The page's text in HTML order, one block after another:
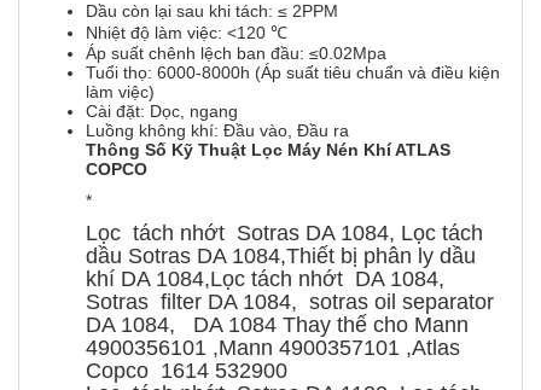
Dầu còn lại sau khi tách: ≤ 2PPM
Nhiệt độ làm việc: <120 ℃
Áp suất chênh lệch ban đầu: ≤0.02Mpa
Tuổi thọ: 6000-8000h (Áp suất tiêu chuẩn và điều kiện
làm việc)
Cài đặt: Dọc, ngang
Luồng không khí: Đầu vào, Đầu ra
Thông Số Kỹ Thuật Lọc Máy Nén Khí ATLAS
COPCO
*
Lọc tách nhớt Sotras DA 1084, Lọc tách
dầu Sotras DA 1084,Thiết bị phân ly dầu
khí DA 1084,Lọc tách nhớt DA 1084,
Sotras filter DA 1084, sotras oil separator
DA 1084, DA 1084 Thay thế cho Mann
4900356101 ,Mann 4900357101 ,Atlas
Copco 1614 532900